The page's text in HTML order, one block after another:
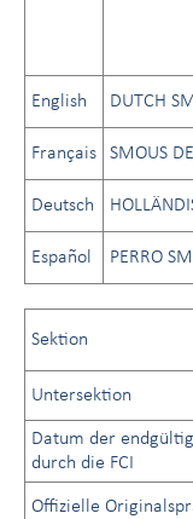
English DUTCH
Français SMOUS
Deutsch
Español PERRO
Sektion
Untersektion
Datum der
durch die FCI
Offizielle